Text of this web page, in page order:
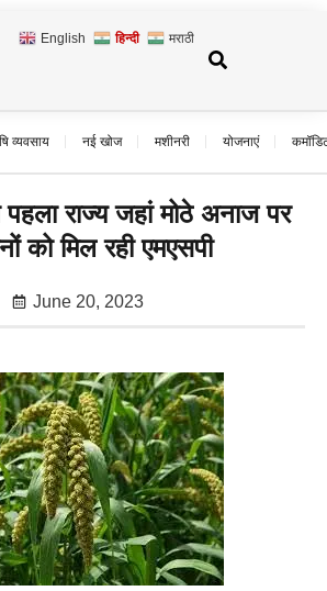
English हिन्दी मराठी
व्यवसाय नई खोज मशीनरी योजनाएं
पहला राज्य जहां मोठे अनाज पर
को मिल रही एमएसपी
June 20, 2023